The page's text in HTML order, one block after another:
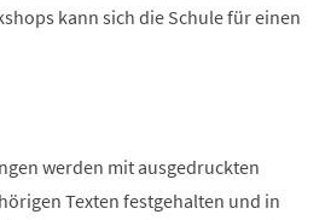
kann sich die Schule für einen
werden mit ausgedruckten
Texten festgehalten und in